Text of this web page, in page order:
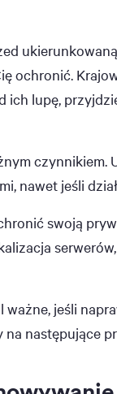
ochronić.
ich lupę,
czynnikiem.
nawet jeśli
swoją
ważne, jeśli
następujące